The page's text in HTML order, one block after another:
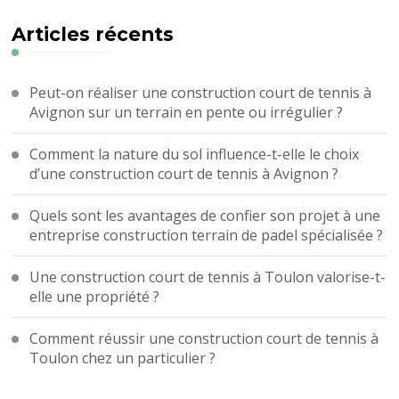
?
Articles récents
Peut-on réaliser une construction court de tennis à
Avignon sur un terrain en pente ou irrégulier ?
Comment la nature du sol influence-t-elle le choix
d’une construction court de tennis à Avignon ?
Quels sont les avantages de confier son projet à une
entreprise construction terrain de padel spécialisée ?
Une construction court de tennis à Toulon valorise-t-
elle une propriété ?
Comment réussir une construction court de tennis à
Toulon chez un particulier ?